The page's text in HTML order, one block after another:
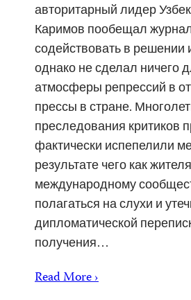
авторитарный лидер
Каримов пообещал
содействовать в решении
однако не сделал ничего
атмосферы репрессий в
прессы в стране.
преследования критиков
фактически испепелили
результате чего как
международному
полагаться на слухи и
дипломатической
получения…
Read More ›